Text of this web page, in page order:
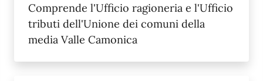
Comprende l'Ufficio ragioneria e l'Ufficio
tributi dell'Unione dei comuni della
media Valle Camonica